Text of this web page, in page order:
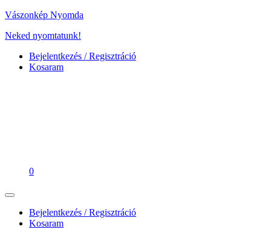
Vászonkép Nyomda
Neked nyomtatunk!
Bejelentkezés / Regisztráció
Kosaram
0
Bejelentkezés / Regisztráció
Kosaram